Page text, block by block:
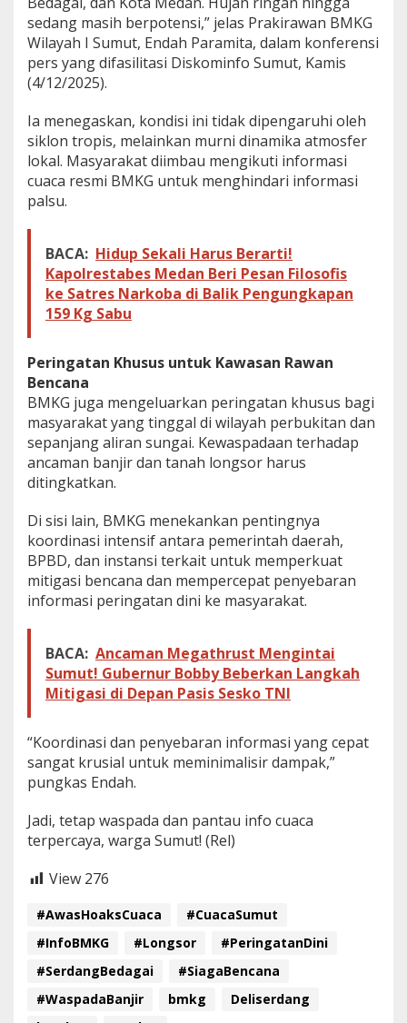
B
e
r
p
n
s
i
i
u
r
H
u
sedang masih berpotensi,” jelas Prakirawan BMKG
Wilayah I Sumut, Endah Paramita, dalam konferensi
pers yang difasilitasi Diskominfo Sumut, Kamis
(4/12/2025).
Ia menegaskan, kondisi ini tidak dipengaruhi oleh
siklon tropis, melainkan murni dinamika atmosfer
lokal. Masyarakat diimbau mengikuti informasi
cuaca resmi BMKG untuk menghindari informasi
palsu.
BACA: Hidup Sekali Harus Berarti!
Kapolrestabes Medan Beri Pesan Filosofis
ke Satres Narkoba di Balik Pengungkapan
159 Kg Sabu
Peringatan Khusus untuk Kawasan Rawan
Bencana
BMKG juga mengeluarkan peringatan khusus bagi
masyarakat yang tinggal di wilayah perbukitan dan
sepanjang aliran sungai. Kewaspadaan terhadap
ancaman banjir dan tanah longsor harus
ditingkatkan.
Di sisi lain, BMKG menekankan pentingnya
koordinasi intensif antara pemerintah daerah,
BPBD, dan instansi terkait untuk memperkuat
mitigasi bencana dan mempercepat penyebaran
informasi peringatan dini ke masyarakat.
BACA: Ancaman Megathrust Mengintai
Sumut! Gubernur Bobby Beberkan Langkah
Mitigasi di Depan Pasis Sesko TNI
“Koordinasi dan penyebaran informasi yang cepat
sangat krusial untuk meminimalisir dampak,”
pungkas Endah.
Jadi, tetap waspada dan pantau info cuaca
terpercaya, warga Sumut! (Rel)
View 276
#AwasHoaksCuaca
#CuacaSumut
#InfoBMKG
#Longsor
#PeringatanDini
#SerdangBedagai
#SiagaBencana
#WaspadaBanjir
bmkg
Deliserdang